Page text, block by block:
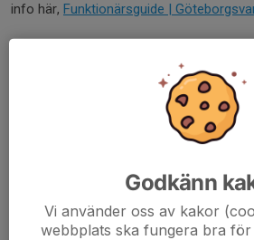
info här, Funktionärsguide |
Kommentarer
Godkänn
Vi använder oss av kakor
webbplats ska fungera bra för